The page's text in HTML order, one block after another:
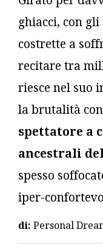
ghiacci, con
costrette a
recitare tra
riesce nel suo
la brutalità
spettatore a
ancestrali
spesso
iper-
di: Personal